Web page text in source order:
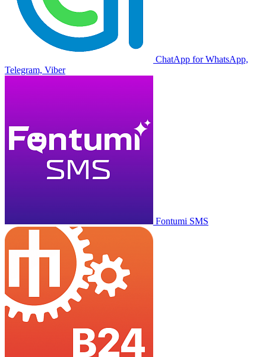
ChatApp for WhatsApp,
Telegram, Viber
Fontumi SMS